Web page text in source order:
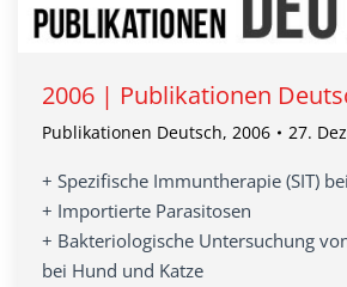
2006 | Publikationen
Publikationen Deutsch, 2006 27.
+ Spezifische Immuntherapie (SIT)
+ Importierte Parasitosen
+ Bakteriologische Untersuchung
bei Hund und Katze